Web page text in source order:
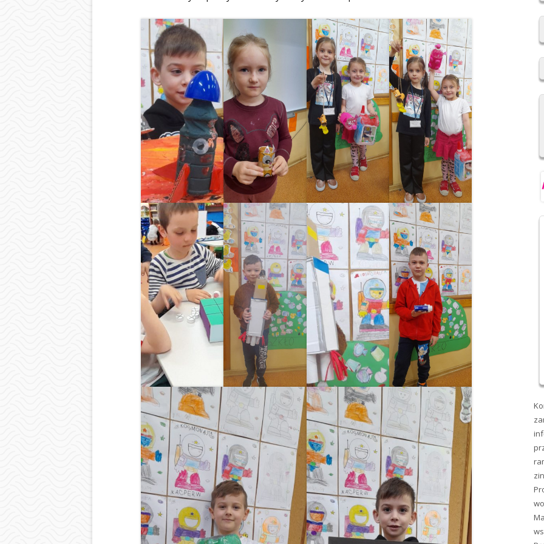
ŚWIETLICA
PIELĘGNIARKA
SAMORZĄD UCZNIOWSKI
REGULAMIN SU SP IM. F.
ŚWIEBOCKIEGO W BARCICACH
OCHRONA DANYCH OSOBOWYCH
LOGOTYP
REKRUTACJA DO SZKÓŁ
PONADPODSTAWOWYCH